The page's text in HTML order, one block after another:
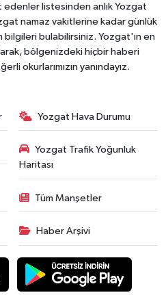
listesinden anlık Yozgat
namaz vakitlerine kadar günlük
bilgileri bulabilirsiniz. Yozgat'ın en
bölgenizdeki hiçbir haberi
okurlarımızın yanındayız.
Yozgat Hava Durumu
Yozgat Trafik Yoğunluk
Haritası
Tüm Manşetler
Haber Arşivi